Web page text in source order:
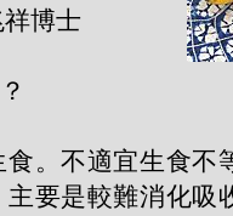
博士
。不適宜生食不
要是較難消化吸